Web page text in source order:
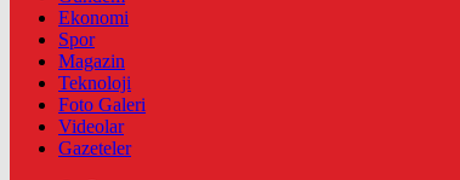
Ekonomi
Spor
Magazin
Teknoloji
Foto Galeri
Videolar
Gazeteler